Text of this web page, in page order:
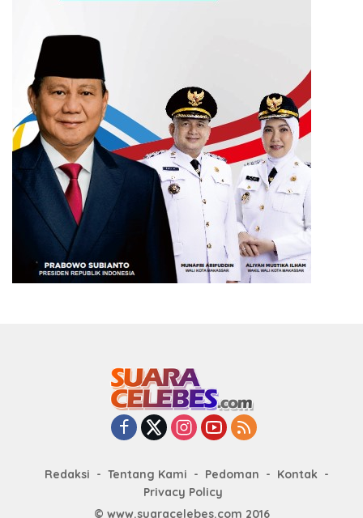
Redaksi Tentang Kami Pedoman
Kontak
Privacy Policy
© www.suaracelebes.com 2016